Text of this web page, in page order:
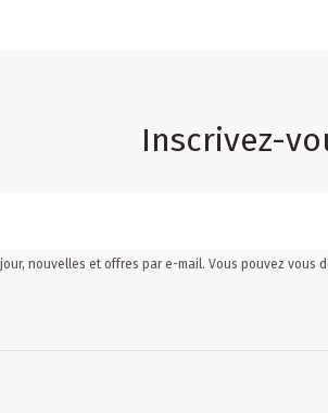
Inscrivez-
nouvelles et offres par e-mail. Vous pouvez